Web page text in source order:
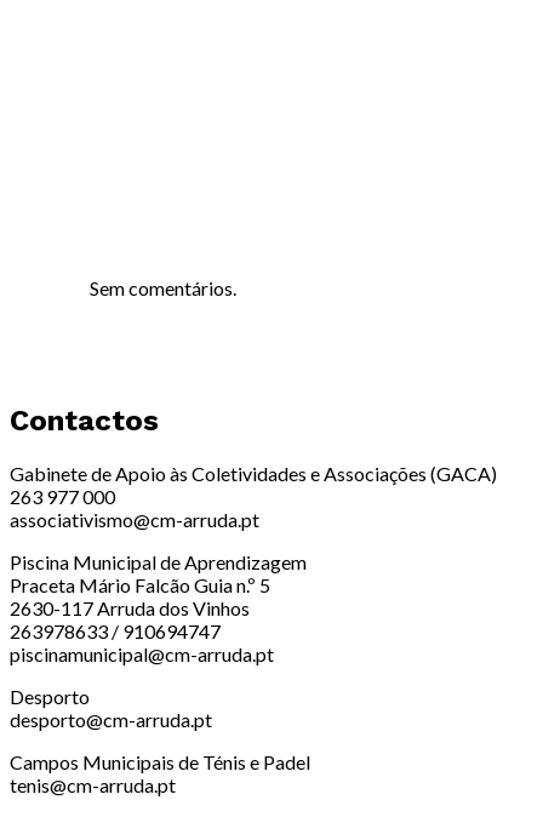
Sem comentários.
Contactos
Gabinete de Apoio às Coletividades e Associações (GACA)
263 977 000
associativismo@cm-arruda.pt
Piscina Municipal de Aprendizagem
Praceta Mário Falcão Guia n.º 5
2630-117 Arruda dos Vinhos
263978633 / 910694747
piscinamunicipal@cm-arruda.pt
Desporto
desporto@cm-arruda.pt
Campos Municipais de Ténis e Padel
tenis@cm-arruda.pt